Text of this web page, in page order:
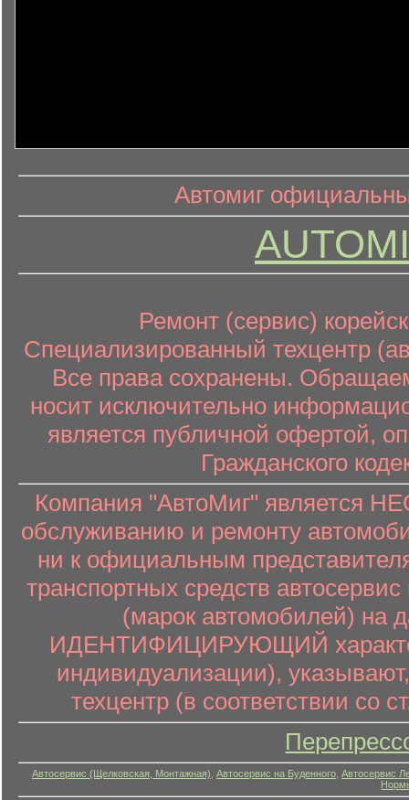
информационный контент
Автомиг
Ремонт (сервис)
Специализированный техцентр
Все права сохранены.
носит исключительно
является публичной офертой,
Гражданского
Компания "АвтоМиг" является
обслуживанию и ремонту
ни к официальным
транспортных средств
(марок автомобилей) на
ИДЕНТИФИЦИРУЮЩИЙ характер
индивидуализации),
техцентр (в соответствии со
Автосервис (Щелковская, Монтажная) Автосервис на Буденного Автосервис